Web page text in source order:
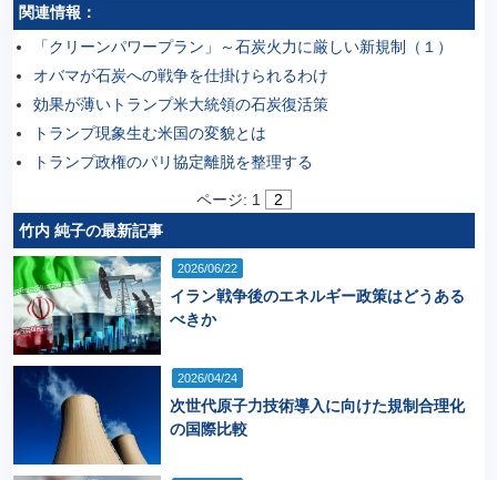
関連情報：
「クリーンパワープラン」～石炭火力に厳しい新規制（１）
オバマが石炭への戦争を仕掛けられるわけ
効果が薄いトランプ米大統領の石炭復活策
トランプ現象生む米国の変貌とは
トランプ政権のパリ協定離脱を整理する
ページ: 1
2
竹内 純子の最新記事
2026/06/22
イラン戦争後のエネルギー政策はどうある
べきか
2026/04/24
次世代原子力技術導入に向けた規制合理化
の国際比較